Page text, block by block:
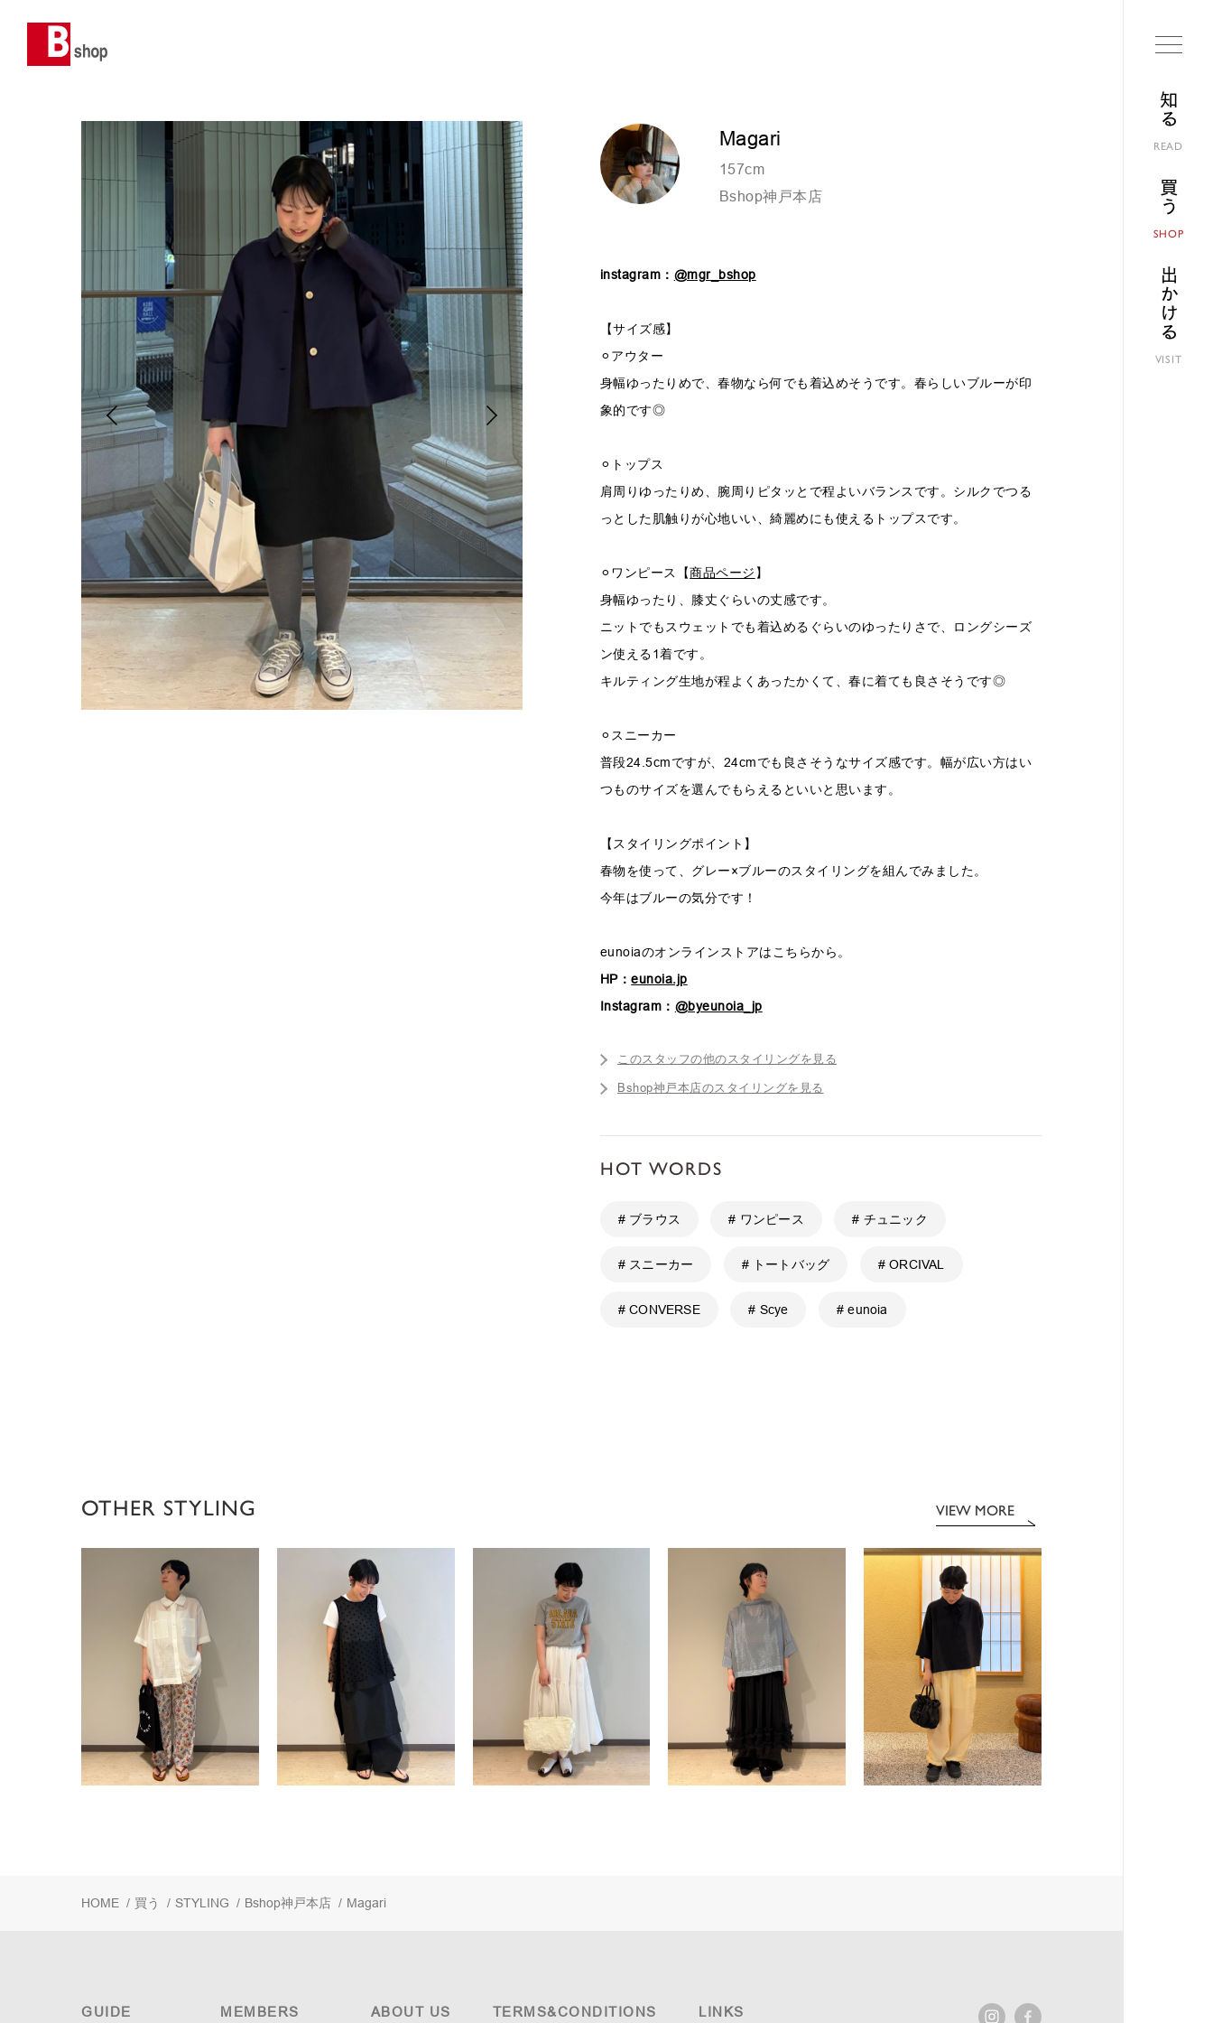
知る
READ
買う
SHOP
出かける
VISIT
Magari
157cm
Bshop神戸本店
instagram： @mgr_bshop
【サイズ感】
⚪︎アウター
身幅ゆったりめで、春物なら何でも着込めそうです。春らしいブルーが印
象的です◎
⚪︎トップス
肩周りゆったりめ、腕周りピタッとで程よいバランスです。シルクでつる
っとした肌触りが心地いい、綺麗めにも使えるトップスです。
⚪︎ワンピース【商品ページ 】
身幅ゆったり、膝丈ぐらいの丈感です。
ニットでもスウェットでも着込めるぐらいのゆったりさで、ロングシーズ
ン使える1着です。
キルティング生地が程よくあったかくて、春に着ても良さそうです◎
⚪︎スニーカー
普段24.5cmですが、24cmでも良さそうなサイズ感です。幅が広い方はい
つものサイズを選んでもらえるといいと思います。
【スタイリングポイント】
春物を使って、グレー×ブルーのスタイリングを組んでみました。
今年はブルーの気分です！
eunoiaのオンラインストアはこちらから。
HP：eunoia.jp
Instagram： @byeunoia_jp
このスタッフの他のスタイリングを見る
Bshop神戸本店のスタイリングを見る
HOT WORDS
# ブラウス # ワンピース # チュニック
# スニーカー # トートバッグ # ORCIVAL
# CONVERSE # Scye # eunoia
OTHER STYLING VIEW MORE
HOME / 買う / STYLING / Bshop神戸本店 / Magari
GUIDE MEMBERS ABOUT US TERMS&CONDITIONS LINKS